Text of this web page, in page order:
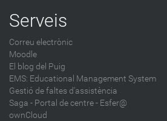
Serveis
Correu electrònic
Moodle
El blog del Puig
EMS: Educational Management System
Gestió de faltes d'assistència
Saga - Portal de centre - Esfer@
ownCloud